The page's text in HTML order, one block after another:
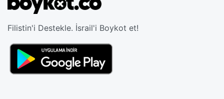
Filistin'i Destekle. İsrail'i Boykot et!